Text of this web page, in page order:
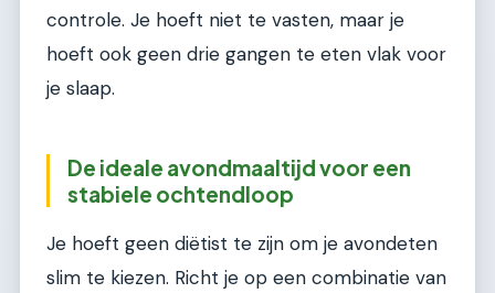
controle. Je hoeft niet te vasten, maar je
hoeft ook geen drie gangen te eten vlak voor
je slaap.
De ideale avondmaaltijd voor een
stabiele ochtendloop
Je hoeft geen diëtist te zijn om je avondeten
slim te kiezen. Richt je op een combinatie van